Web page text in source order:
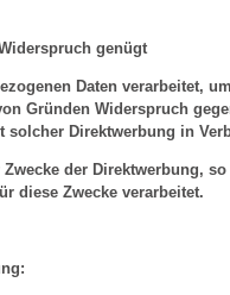
genügt
Daten verarbeitet,
Gründen Widerspruch
Direktwerbung in
der Direktwerbung,
diese Zwecke verarbeitet.